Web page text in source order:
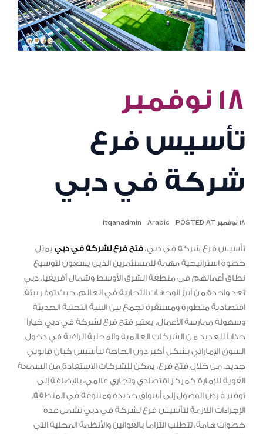
١٨ نوفمبر
تأسيس فرع
شركة في دبي
١٨ نوفمبر POSTED AT Arabic
itqanadmin
تأسيس فرع شركة في دبي،فتح فرع لشركة في دبي يمثل
خطوة استراتيجية مهمة للمستثمرين الذين يسعون لتوسيع
نطاق أعمالهم في منطقة الشرق الأوسط وشمال أفريقيا. دبي
تعد واحدة من أبرز الوجهات التجارية في العالم، حيث توفر بيئة
اقتصادية متطورة ومستقرة تجمع بين البنية التحتية الحديثة
وسهولة ممارسة الأعمال. يعتبر فتح فرع لشركة في دبي خياراً
جذاباً للعديد من الشركات العالمية والمحلية الراغبة في دخول
السوق الإماراتي بشكل أكبر دون الحاجة لتأسيس كيان قانوني
جديد. من خلال فتح فرع، يمكن للشركات الاستفادة من السمعة
القوية للإمارة كمركز اقتصادي وتجاري عالمي، بالإضافة إلى
توفير فرص الوصول إلى أسواق جديدة ومتنوعة في المنطقة.
الإجراءات اللازمة لتأسيس فرع لشركة في دبي تشمل عدة
خطوات هامة، تتطلب التزاماً بالقوانين والأنظمة المحلية التي